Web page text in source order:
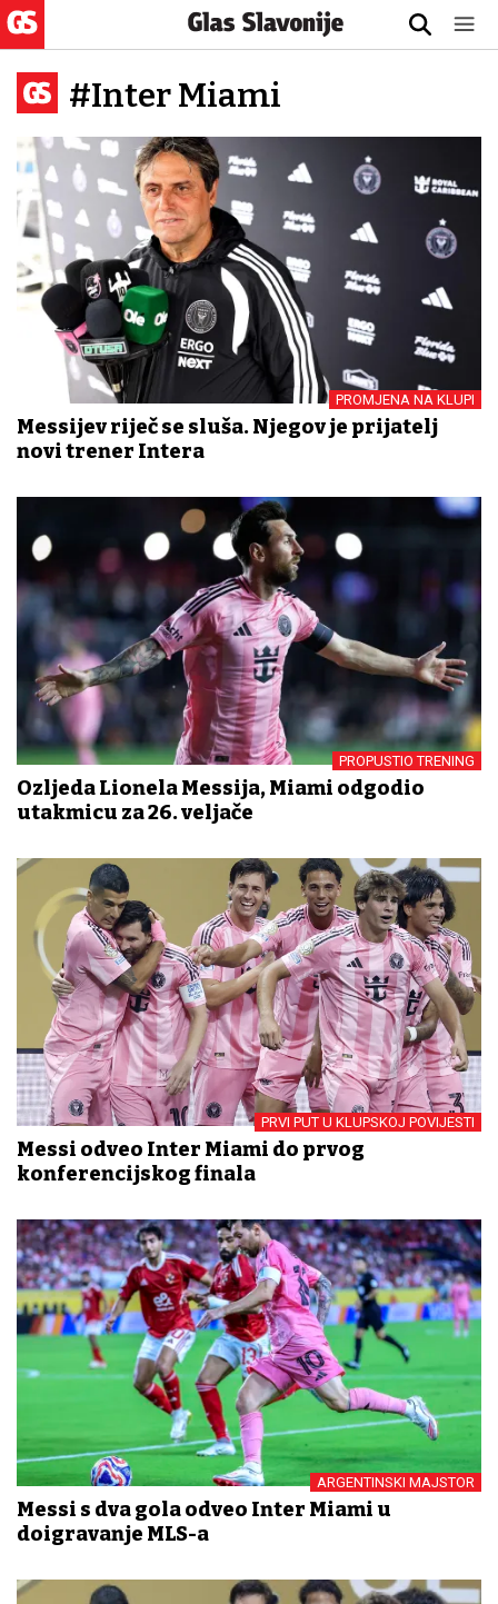
#Inter Miami
PROMJENA NA KLUPI
Messijev riječ se sluša. Njegov je prijatelj
novi trener Intera
PROPUSTIO TRENING
Ozljeda Lionela Messija, Miami odgodio
utakmicu za 26. veljače
PRVI PUT U KLUPSKOJ POVIJESTI
Messi odveo Inter Miami do prvog
konferencijskog finala
ARGENTINSKI MAJSTOR
Messi s dva gola odveo Inter Miami u
doigravanje MLS-a